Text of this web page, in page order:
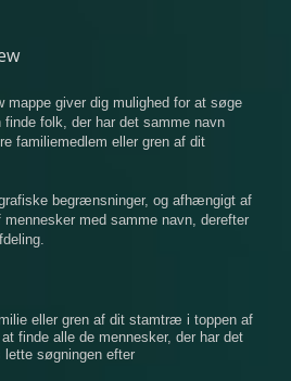
mappe giver dig mulighed for at søge
folk, der har det samme navn
familiemedlem eller gren af ​​dit
begrænsninger, og afhængigt af
mennesker med samme navn, derefter
eller gren af ​​dit stamtræ i toppen af
finde alle de mennesker, der har det
søgningen efter